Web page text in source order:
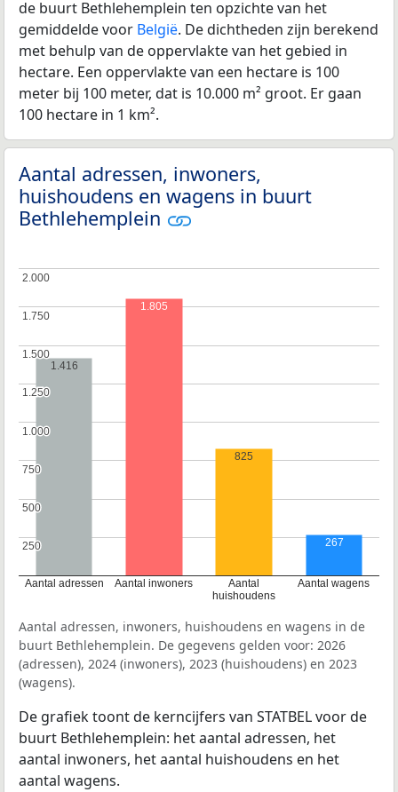
de buurt Bethlehemplein ten opzichte van het
gemiddelde voor België. De dichtheden zijn berekend
met behulp van de oppervlakte van het gebied in
hectare. Een oppervlakte van een hectare is 100
meter bij 100 meter, dat is 10.000 m² groot. Er gaan
100 hectare in 1 km².
Aantal adressen, inwoners,
huishoudens en wagens in buurt
Bethlehemplein
Aantal adressen Aantal inwoners
Aantal
huishoudens
Aantal wagens
250
250
500
500
750
750
1.000
1.000
1.250
1.250
1.500
1.500
1.750
1.750
2.000
2.000
1.416
1.805
825
267
Aantal adressen, inwoners, huishoudens en wagens in de
buurt Bethlehemplein. De gegevens gelden voor: 2026
(adressen), 2024 (inwoners), 2023 (huishoudens) en 2023
(wagens).
De grafiek toont de kerncijfers van STATBEL voor de
buurt Bethlehemplein: het aantal adressen, het
aantal inwoners, het aantal huishoudens en het
aantal wagens.